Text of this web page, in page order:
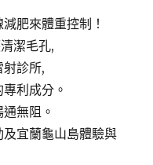
肥來體重控制！
潔毛孔,
診所,
利成分。
無阻。
宜蘭龜山島體驗與